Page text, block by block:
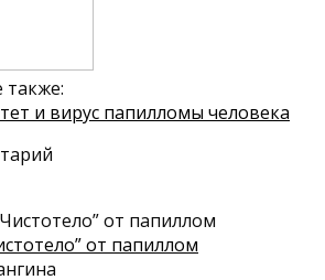
также:
и вирус папилломы человека
от папиллом